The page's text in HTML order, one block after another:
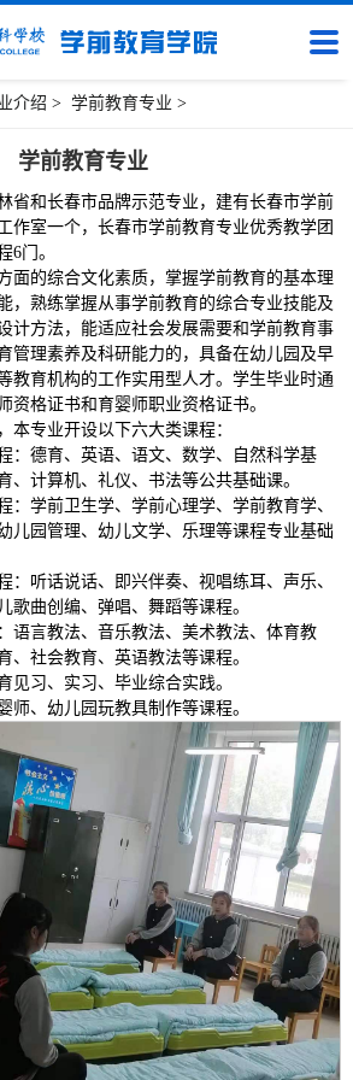
介绍 > 学前教育专业 >
学前教育专业
省和长春市品牌示范专业，建有长春市学前
作室一个，长春市学前教育专业优秀教学团
6门。
面的综合文化素质，掌握学前教育的基本理
，熟练掌握从事学前教育的综合专业技能及
计方法，能适应社会发展需要和学前教育事
管理素养及科研能力的，具备在幼儿园及早
教育机构的工作实用型人才。学生毕业时通
资格证书和育婴师职业资格证书。
本专业开设以下六大类课程：
：德育、英语、语文、数学、自然科学基
、计算机、礼仪、书法等公共基础课。
：学前卫生学、学前心理学、学前教育学、
儿园管理、幼儿文学、乐理等课程专业基础
：听话说话、即兴伴奏、视唱练耳、声乐、
歌曲创编、弹唱、舞蹈等课程。
语言教法、音乐教法、美术教法、体育教
、社会教育、英语教法等课程。
见习、实习、毕业综合实践。
师、幼儿园玩教具制作等课程。